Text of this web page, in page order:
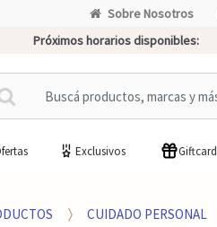
Sobre Nosotros
Próximos horarios disponibles:
Exclusivos Giftcard
CUIDADO PERSONAL